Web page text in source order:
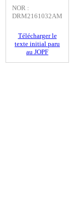
NOR :
DRM2161032AM
Télécharger le
texte initial paru
au JOPF